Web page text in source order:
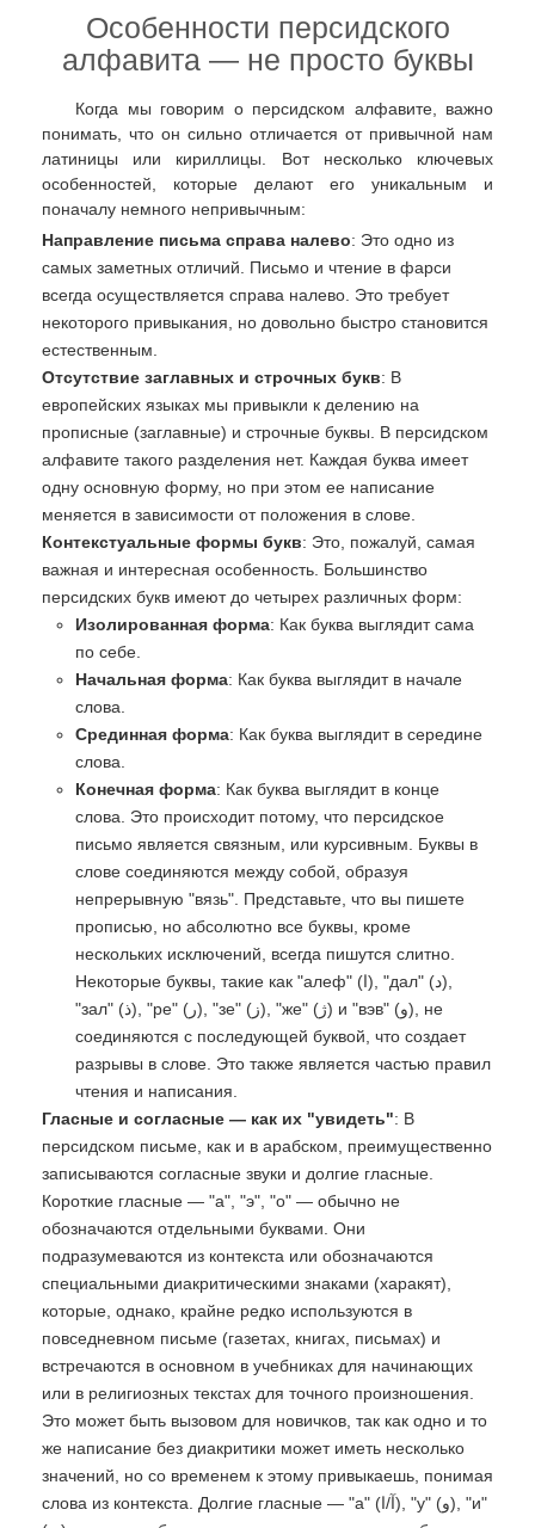
Особенности персидского
алфавита — не просто буквы
Когда мы говорим о персидском алфавите, важно
понимать, что он сильно отличается от привычной нам
латиницы или кириллицы. Вот несколько ключевых
особенностей, которые делают его уникальным и
поначалу немного непривычным:
Направление письма справа налево: Это одно из
самых заметных отличий. Письмо и чтение в фарси
всегда осуществляется справа налево. Это требует
некоторого привыкания, но довольно быстро становится
естественным.
Отсутствие заглавных и строчных букв: В
европейских языках мы привыкли к делению на
прописные (заглавные) и строчные буквы. В персидском
алфавите такого разделения нет. Каждая буква имеет
одну основную форму, но при этом ее написание
меняется в зависимости от положения в слове.
Контекстуальные формы букв: Это, пожалуй, самая
важная и интересная особенность. Большинство
персидских букв имеют до четырех различных форм:
Изолированная форма: Как буква выглядит сама
по себе.
Начальная форма: Как буква выглядит в начале
слова.
Срединная форма: Как буква выглядит в середине
слова.
Конечная форма: Как буква выглядит в конце
слова. Это происходит потому, что персидское
письмо является связным, или курсивным. Буквы в
слове соединяются между собой, образуя
непрерывную "вязь". Представьте, что вы пишете
прописью, но абсолютно все буквы, кроме
нескольких исключений, всегда пишутся слитно.
Некоторые буквы, такие как "алеф" (ا), "дал" (د),
"зал" (ذ), "ре" (ر), "зе" (ز), "же" (ژ) и "вэв" (و), не
соединяются с последующей буквой, что создает
разрывы в слове. Это также является частью правил
чтения и написания.
Гласные и согласные — как их "увидеть": В
персидском письме, как и в арабском, преимущественно
записываются согласные звуки и долгие гласные.
Короткие гласные — "а", "э", "о" — обычно не
обозначаются отдельными буквами. Они
подразумеваются из контекста или обозначаются
специальными диакритическими знаками (харакят),
которые, однако, крайне редко используются в
повседневном письме (газетах, книгах, письмах) и
встречаются в основном в учебниках для начинающих
или в религиозных текстах для точного произношения.
Это может быть вызовом для новичков, так как одно и то
же написание без диакритики может иметь несколько
значений, но со временем к этому привыкаешь, понимая
слова из контекста. Долгие гласные — "а" (آ/ا), "у" (و), "и"